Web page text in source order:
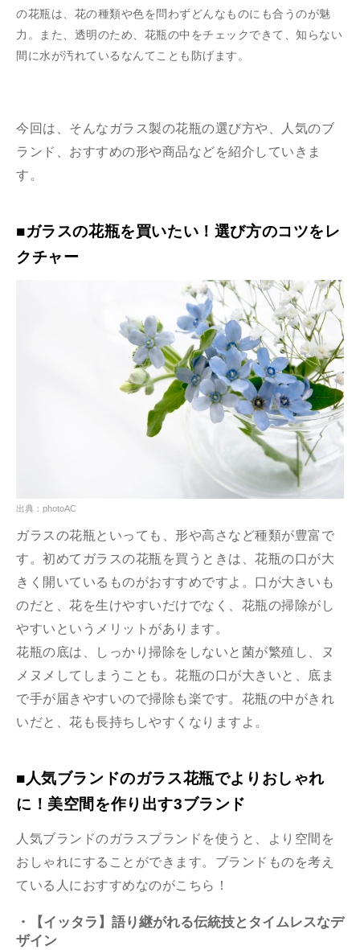
の花瓶は、花の種類や色を問わずどんなものにも合うのが魅
力。また、透明のため、花瓶の中をチェックできて、知らない
間に水が汚れているなんてことも防げます。
今回は、そんなガラス製の花瓶の選び方や、人気のブ
ランド、おすすめの形や商品などを紹介していきま
す。
■ガラスの花瓶を買いたい！選び方のコツをレ
クチャー
出典：photoAC
ガラスの花瓶といっても、形や高さなど種類が豊富で
す。初めてガラスの花瓶を買うときは、花瓶の口が大
きく開いているものがおすすめですよ。口が大きいも
のだと、花を生けやすいだけでなく、花瓶の掃除がし
やすいというメリットがあります。
花瓶の底は、しっかり掃除をしないと菌が繁殖し、ヌ
メヌメしてしまうことも。花瓶の口が大きいと、底ま
で手が届きやすいので掃除も楽です。花瓶の中がきれ
いだと、花も長持ちしやすくなりますよ。
■人気ブランドのガラス花瓶でよりおしゃれ
に！美空間を作り出す3ブランド
人気ブランドのガラスブランドを使うと、より空間を
おしゃれにすることができます。ブランドものを考え
ている人におすすめなのがこちら！
・【イッタラ】語り継がれる伝統技とタイムレスなデ
ザイン